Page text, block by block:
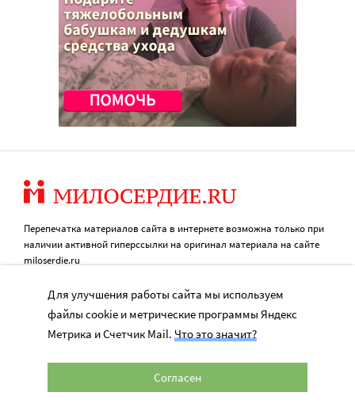
Перепечатка материалов сайта в интернете возможна только при
наличии активной гиперссылки на оригинал материала на сайте
miloserdie.ru
© 2024 – 2026. Милосердие.ru
Свидетельство о регистрации СМИ Эл № ФС77-57850 выдано
Портал Милосердие.ru использует объявления и веб-сайт для сбора не
Для улучшения работы сайта мы используем
файлы cookie и метрические программы Яндекс
Метрика и Счетчик Mail. Что это значит?
Согласен